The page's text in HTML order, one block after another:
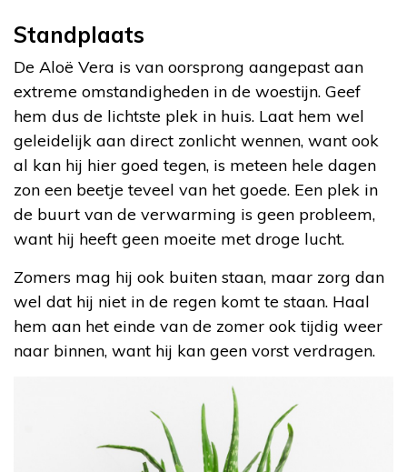
Standplaats
De Aloë Vera is van oorsprong aangepast aan
extreme omstandigheden in de woestijn. Geef
hem dus de lichtste plek in huis. Laat hem wel
geleidelijk aan direct zonlicht wennen, want ook
al kan hij hier goed tegen, is meteen hele dagen
zon een beetje teveel van het goede. Een plek in
de buurt van de verwarming is geen probleem,
want hij heeft geen moeite met droge lucht.
Zomers mag hij ook buiten staan, maar zorg dan
wel dat hij niet in de regen komt te staan. Haal
hem aan het einde van de zomer ook tijdig weer
naar binnen, want hij kan geen vorst verdragen.